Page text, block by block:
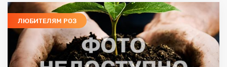
ЛЮБИТЕЛЯМ РОЗ